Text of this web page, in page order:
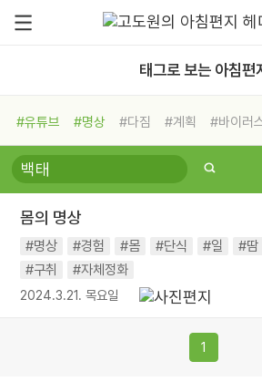
태그로 보는 아침편
#유튜브 #명상 #다짐 #계획 #바이러
#비전캠프
#독서캠프 #삶
#희망
#나눔 #친구 #링컨학교
#독서
#건강
몸의 명상
#명상 #경험 #몸 #단식 #일 #땀
#구취
#자체정화
2024.3.21. 목요일
1